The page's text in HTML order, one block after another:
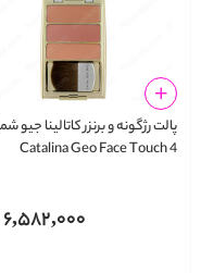
Catalina Geo Face Touch 4
6,582,000